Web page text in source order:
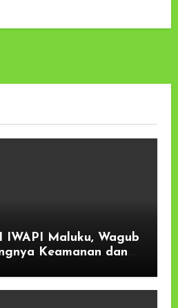
IWAPI Maluku, Wagub
Keamanan dan